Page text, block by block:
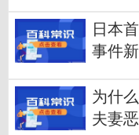
日本
事件
为什
夫妻